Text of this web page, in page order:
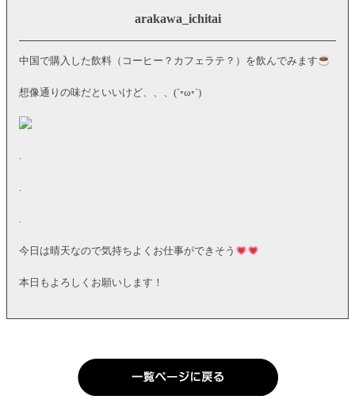
arakawa_ichitai
中国で購入した飲料（コーヒー？カフェラテ？）を飲んでみます
想像通りの味だといいけど、、、(´◦ω◦`)
.
.
.
今日は晴天なので気持ちよくお仕事ができそう
本日もよろしくお願いします！